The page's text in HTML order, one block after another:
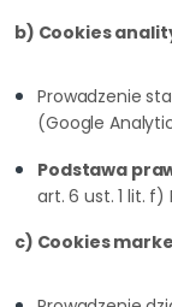
b) Cookies
Prowadzenie
(Google
Podstawa
art. 6 ust. 1 lit.
c) Cookies